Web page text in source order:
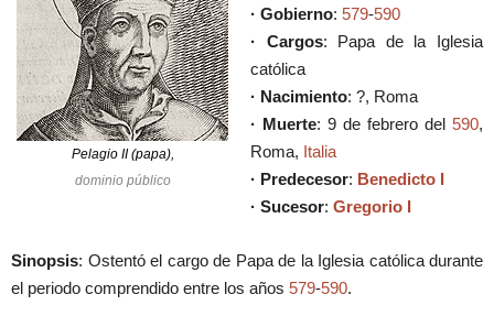
Pelagio II (papa),
dominio público
· Gobierno: 579-590
· Cargos: Papa de la Iglesia
católica
· Nacimiento: ?, Roma
· Muerte: 9 de febrero del 590,
Roma, Italia
· Predecesor: Benedicto I
· Sucesor: Gregorio I
Sinopsis: Ostentó el cargo de Papa de la Iglesia católica durante
el periodo comprendido entre los años 579-590.